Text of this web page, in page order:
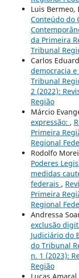
Luis Bermeo,
Conteúdo do
da Primeira
Tribunal
Carlos
democracia
Tribunal
2 (2022):
Região
Márcio
expressão: ,
Primeira
Regional
Rodolfo
Poderes
medidas
federais ,
Primeira
Regional
Andressa
exclusão
Judiciário do
do Tribunal
n. 1 (2023):
Região
Lucas Amaral